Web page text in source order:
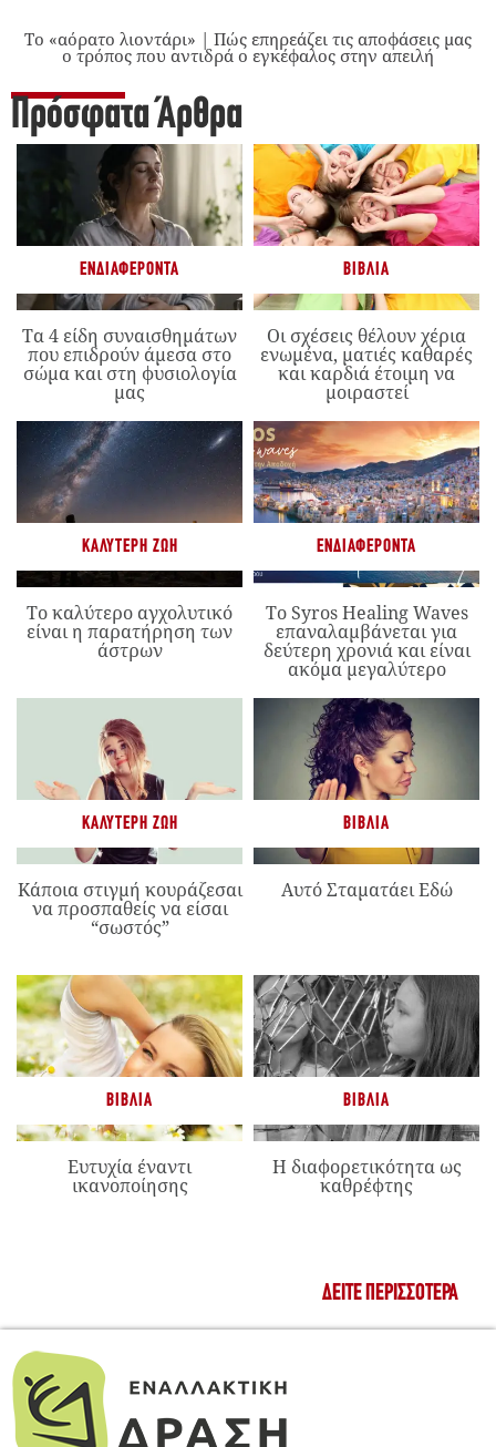
Το «αόρατο λιοντάρι» | Πώς επηρεάζει τις αποφάσεις μας
ο τρόπος που αντιδρά ο εγκέφαλος στην απειλή
Πρόσφατα Άρθρα
ΕΝΔΙΑΦΈΡΟΝΤΑ
Τα 4 είδη συναισθημάτων
που επιδρούν άμεσα στο
σώμα και στη φυσιολογία
μας
ΒΙΒΛΊΑ
Οι σχέσεις θέλουν χέρια
ενωμένα, ματιές καθαρές
και καρδιά έτοιμη να
μοιραστεί
ΚΑΛΎΤΕΡΗ ΖΩΉ
Το καλύτερο αγχολυτικό
είναι η παρατήρηση των
άστρων
ΕΝΔΙΑΦΈΡΟΝΤΑ
Το Syros Healing Waves
επαναλαμβάνεται για
δεύτερη χρονιά και είναι
ακόμα μεγαλύτερο
ΚΑΛΎΤΕΡΗ ΖΩΉ
Κάποια στιγμή κουράζεσαι
να προσπαθείς να είσαι
“σωστός”
ΒΙΒΛΊΑ
Αυτό Σταματάει Εδώ
ΒΙΒΛΊΑ
Ευτυχία έναντι
ικανοποίησης
ΒΙΒΛΊΑ
Η διαφορετικότητα ως
καθρέφτης
ΔΕΊΤΕ ΠΕΡΙΣΣΌΤΕΡΑ